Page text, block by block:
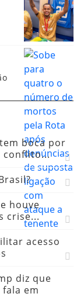
boca por
conflito...
houve
crise...
acesso
diz que
em